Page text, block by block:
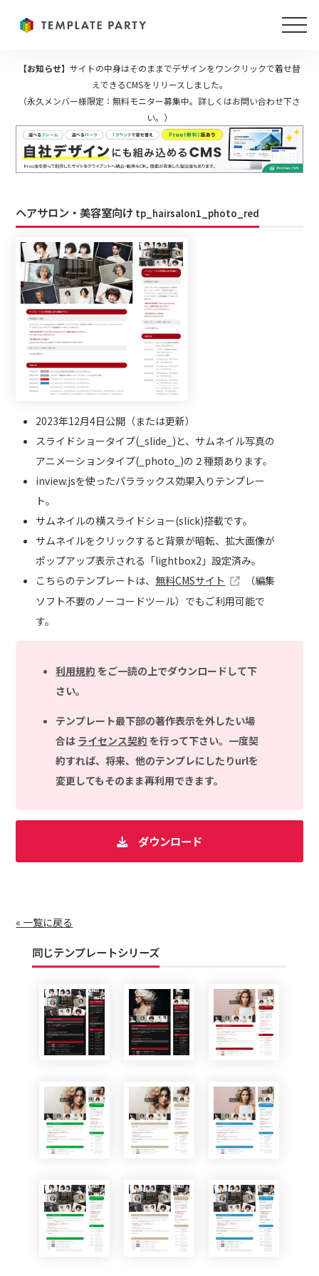
【お知らせ】 サイトの中身はそのままでデザインをワンクリックで着せ替
えできるCMSをリリースしました。
（永久メンバー様限定：無料モニター募集中。詳しくはお問い合わせ下さ
い。）
ヘアサロン・美容室向け tp_hairsalon1_photo_red
2023年12月4日公開（または更新）
スライドショータイプ(_slide_)と、サムネイル写真の
アニメーションタイプ(_photo_)の２種類あります。
inview.jsを使ったパララックス効果入りテンプレー
ト。
サムネイルの横スライドショー(slick)搭載です。
サムネイルをクリックすると背景が暗転、拡大画像が
ポップアップ表示される「lightbox2」設定済み。
こちらのテンプレートは、 無料CMSサイト
（編集
ソフト不要のノーコードツール）でもご利用可能で
す。
利用規約 をご一読の上でダウンロードして下
さい。
テンプレート最下部の著作表示を外したい場
合は ライセンス契約 を行って下さい。一度契
約すれば、将来、他のテンプレにしたりurlを
変更してもそのまま再利用できます。
ダウンロード
« 一覧に戻る
同じテンプレートシリーズ